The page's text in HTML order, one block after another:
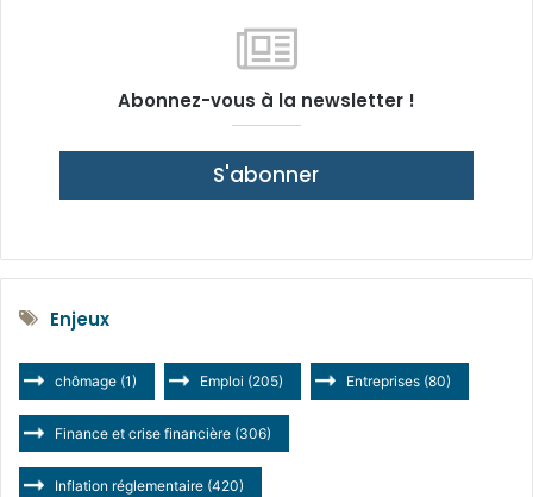
Abonnez-vous à la newsletter !
S'abonner
Enjeux
chômage (1) Emploi (205) Entreprises (80)
Finance et crise financière (306)
Inflation réglementaire (420)